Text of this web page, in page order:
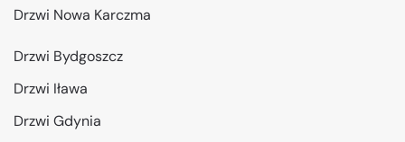
Drzwi Nowa Karczma
Drzwi Bydgoszcz
Drzwi Iława
Drzwi Gdynia